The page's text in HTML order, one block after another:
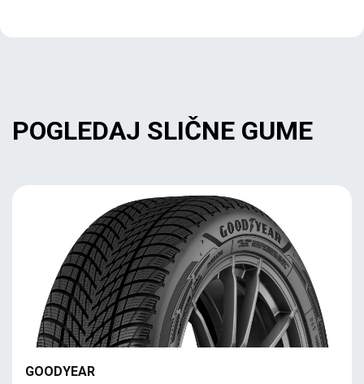
POGLEDAJ SLIČNE GUME
GOODYEAR